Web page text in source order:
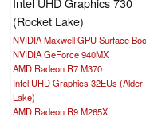
(Rocket Lake)
NVIDIA Maxwell GPU Surface
NVIDIA GeForce 940MX
AMD Radeon R7 M370
Intel UHD Graphics 32EUs (Alder
Lake)
AMD Radeon R9 M265X